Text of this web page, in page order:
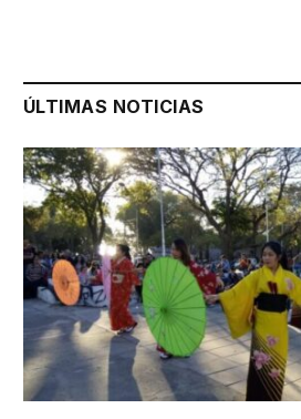
ÚLTIMAS NOTICIAS